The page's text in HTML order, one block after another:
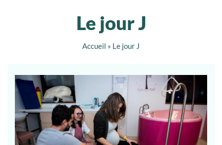
Le jour J
Accueil » Le jour J